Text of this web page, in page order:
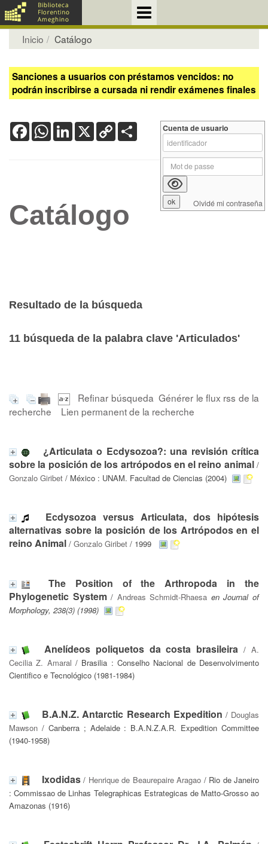
Inicio Catálogo
Sanciones a usuarios con préstamos vencidos: no
podrán inscribirse a cursada ni rendir exámenes finales
FacebookWhatsApp
LinkedIn
X Copy
Link
Catálogo
Resultado de la búsqueda
11 búsqueda de la palabra clave 'Articulados'
Refinar búsqueda Générer le flux rss de la
recherche
Lien permanent de la recherche
¿Articulata o Ecdysozoa?: una revisión crítica
sobre la posición de los artrópodos en el reino animal/
Gonzalo Giribet / México : UNAM. Facultad de Ciencias (2004)
Ecdysozoa versus Articulata, dos hipótesis
alternativas sobre la posición de los Artrópodos en el
reino Animal / Gonzalo Giribet / 1999
The Position of the Arthropoda in the
Phylogenetic System/ Andreas Schmidt-Rhaesa en Journal of
Morphology, 238(3) (1998)
Anelídeos poliquetos da costa brasileira /A.
Cecilia Z. Amaral / Brasilia : Conselho Nacional de Desenvolvimento
Cientifico e Tecnológico (1981-1984)
B.A.N.Z. Antarctic Research Expedition / Douglas
Mawson / Canberra ; Adelaide : B.A.N.Z.A.R. Expedition Committee
(1940-1958)
Ixodidas/ Henrique de Beaurepaire Aragao / Rio de Janeiro
: Commissao de Linhas Telegraphicas Estrategicas de Matto-Grosso ao
Amazonas (1916)
Cuenta de usuario
Olvidé mi contraseña